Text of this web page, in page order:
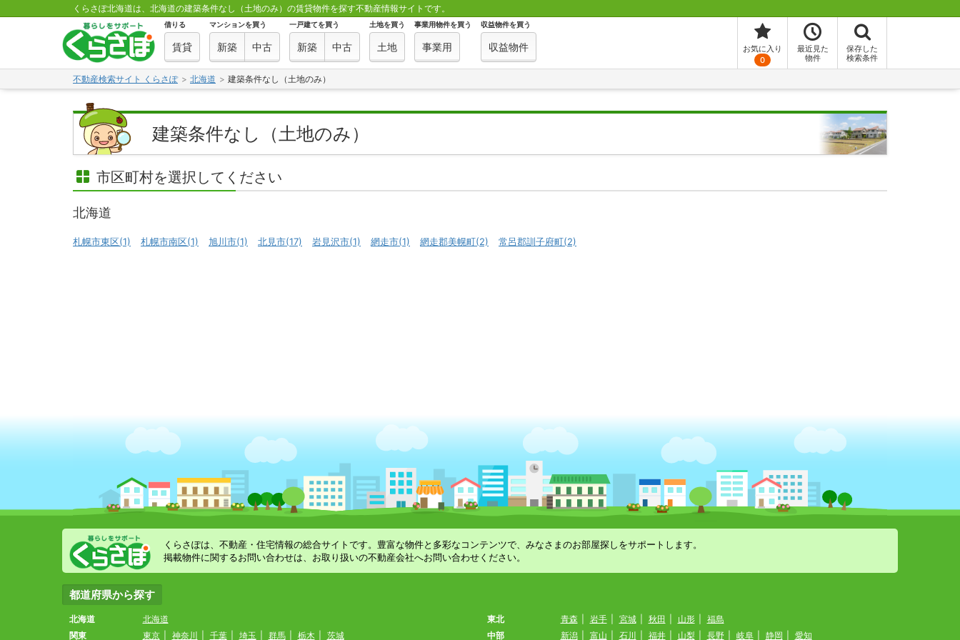
くらさぽ北海道は、北海道の建築条件なし（土地のみ）の賃貸物件を探す不動産情報サイトです。
借りる
賃貸
マンションを買う
新築 中古
一戸建てを買う
新築 中古
土地を買う
土地
事業用物件を買う
事業用
収益物件を買う
収益物件
お気に入り
0
最近見た
物件
保存した
検索条件
不動産検索サイト くらさぽ 北海道 建築条件なし（土地のみ）
建築条件なし（土地のみ）
市区町村を選択してください
北海道
札幌市東区(1) 札幌市南区(1) 旭川市(1) 北見市(17) 岩見沢市(1) 網走市(1) 網走郡美幌町(2) 常呂郡訓子府町(2)
くらさぽは、不動産・住宅情報の総合サイトです。豊富な物件と多彩なコンテンツで、みなさまのお部屋探しをサポートします。
掲載物件に関するお問い合わせは、お取り扱いの不動産会社へお問い合わせください。
都道府県から探す
北海道 北海道 東北 青森 岩手 宮城 秋田 山形
福島
関東
東京 神奈川 千葉 埼玉 群馬 栃木 茨城 中部 新潟 富山 石川 福井 山梨 長野 岐阜 静岡 愛知